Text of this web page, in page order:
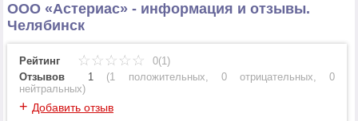
ООО «Астериас» - информация и отзывы.
Челябинск
Рейтинг
0(1)
Отзывов
1 (1 положительных, 0 отрицательных,0
нейтральных)
+ Добавить отзыв